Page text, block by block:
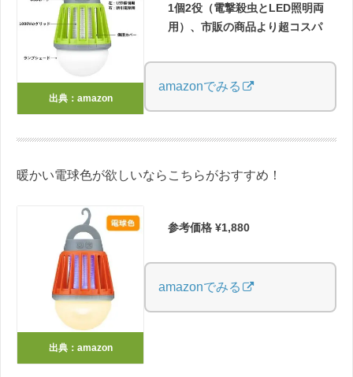
出典：amazon
1個2役（電撃殺虫とLED照明両
用）、市販の商品より超コスパ
amazonでみる
暖かい電球色が欲しいならこちらがおすすめ！
出典：amazon
参考価格 ¥1,880
amazonでみる